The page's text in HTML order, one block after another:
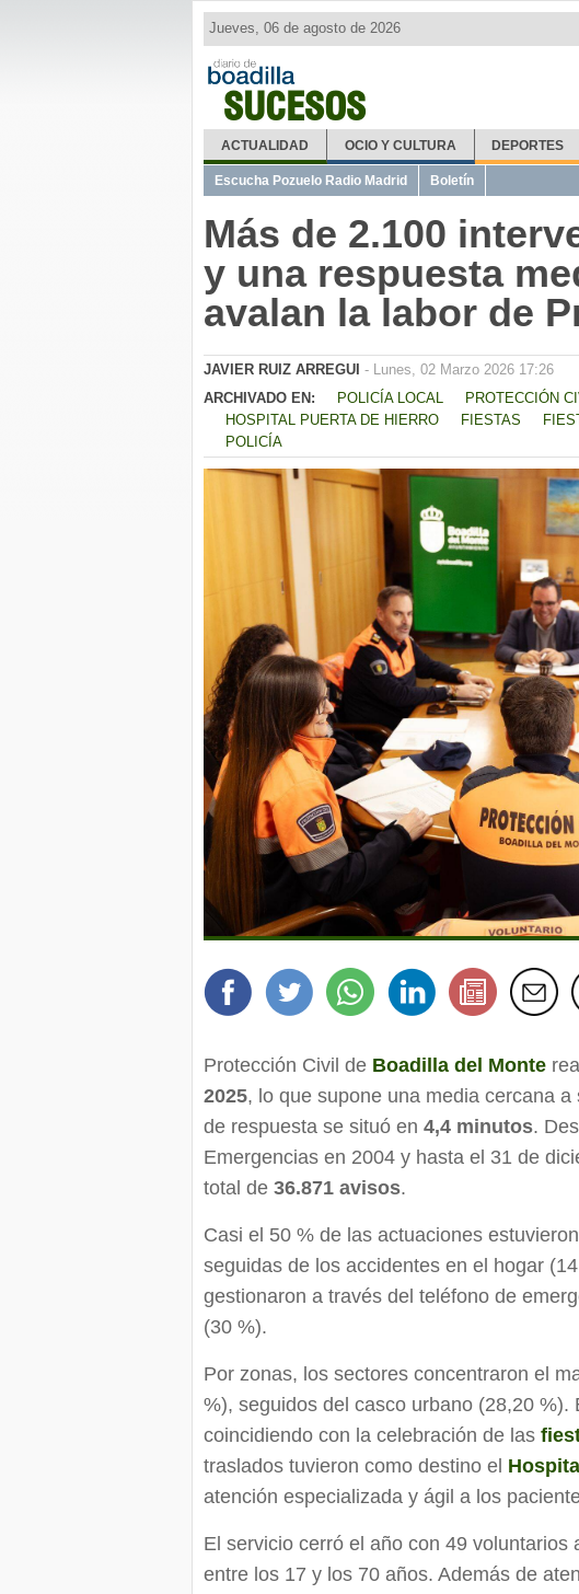
SUCESOS
Jueves, 06 de agosto de 2026
ACTUALIDAD OCIO Y CULTURA DEPORTES
Escucha Pozuelo Radio Madrid Boletín
Más de 2.100
y una respuesta
avalan la labor de
JAVIER RUIZ ARREGUI - Lunes, 02 Marzo 2026 17:26
ARCHIVADO EN:
POLICÍA LOCAL PROTECCIÓN
HOSPITAL PUERTA DE HIERRO
FIESTAS
POLICÍA
Protección Civil de Boadilla del Monte
2025, lo que supone una media cercana a
de respuesta se situó en 4,4 minutos.
Emergencias en 2004 y hasta el 31 de
total de 36.871 avisos.
Casi el 50 % de las actuaciones
seguidas de los accidentes en el hogar
gestionaron a través del teléfono de
(30 %).
Por zonas, los sectores concentraron el
%), seguidos del casco urbano (28,20
coincidiendo con la celebración de las
traslados tuvieron como destino el
atención especializada y ágil a los
El servicio cerró el año con 49
entre los 17 y los 70 años. Además de